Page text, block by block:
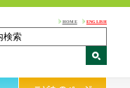
HOME ENGLISH